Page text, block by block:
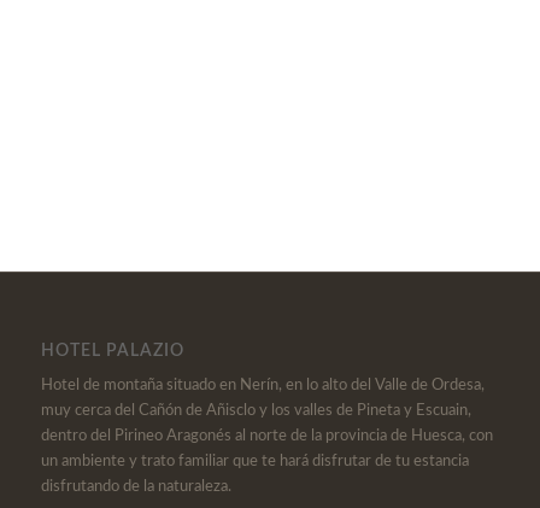
HOTEL PALAZIO
Hotel de montaña situado en Nerín, en lo alto del Valle de Ordesa,
muy cerca del Cañón de Añisclo y los valles de Pineta y Escuain,
dentro del Pirineo Aragonés al norte de la provincia de Huesca, con
un ambiente y trato familiar que te hará disfrutar de tu estancia
disfrutando de la naturaleza.